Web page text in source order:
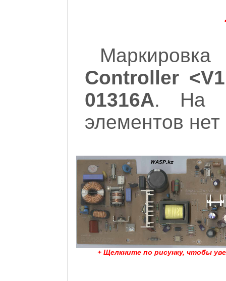
Controller
01316A. На
элементов
+ Щелкните по рисунку, чтобы